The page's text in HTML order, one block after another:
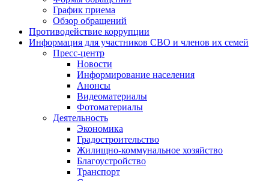
График приема
Обзор обращений
Противодействие коррупции
Информация для участников СВО и членов их семей
Пресс-центр
Новости
Информирование населения
Анонсы
Видеоматериалы
Фотоматериалы
Деятельность
Экономика
Градостроительство
Жилищно-коммунальное хозяйство
Благоустройство
Транспорт